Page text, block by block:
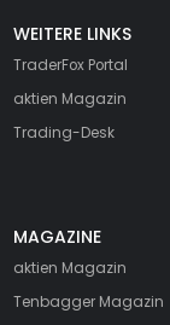
WEITERE LINKS
TraderFox Portal
aktien Magazin
Trading-Desk
MAGAZINE
aktien Magazin
Tenbagger Magazin